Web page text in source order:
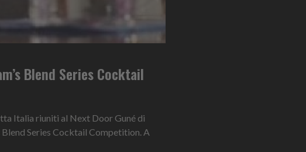
Blend Series Cocktail
Italia riuniti al Next Door Guné di
Blend Series Cocktail Competition. A